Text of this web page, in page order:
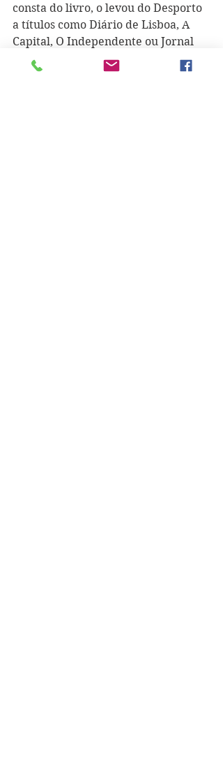
consta do livro, o levou do Desporto
a títulos como Diário de Lisboa, A
Capital, O Independente ou Jornal
de Notícias. Por outro lado, Paulo
Martins tornou-se também